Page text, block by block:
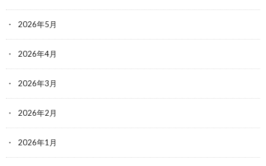
2026年5月
2026年4月
2026年3月
2026年2月
2026年1月